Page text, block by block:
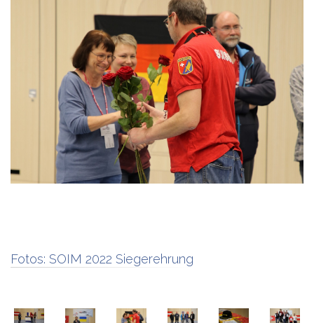
Fotos: SOIM 2022 Siegerehrung